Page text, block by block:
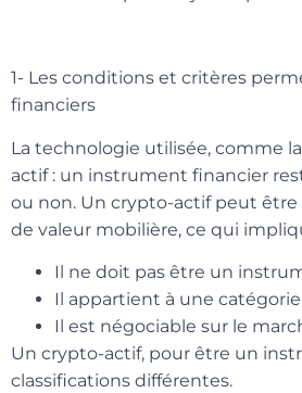
1- Les conditions et critères
financiers
La technologie utilisée, comme la
actif: un instrument financier
ou non. Un crypto-actif peut être
de valeur mobilière, ce qui
Il ne doit pas être un
Il appartient à une
Il est négociable sur le
Un crypto-actif, pour être un
classifications différentes.